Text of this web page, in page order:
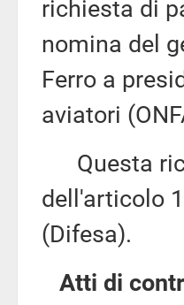
richiesta di
nomina del
Ferro a
aviatori
Questa
dell'articolo
(Difesa).
Atti di